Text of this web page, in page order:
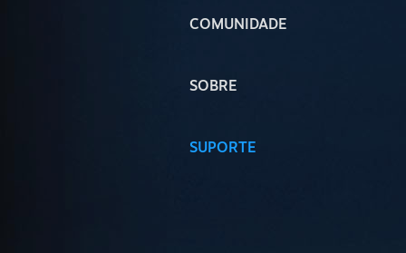
COMUNIDADE
SOBRE
SUPORTE